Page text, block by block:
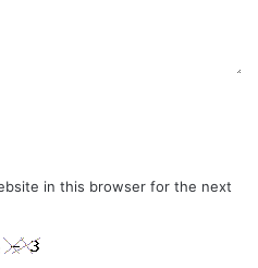
in this browser for the next